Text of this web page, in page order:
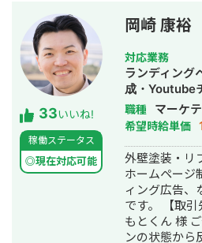
・インターン
対策を1人で
約7倍(3,000→
わせ件数を1
・人材系SEO
+評判」で1位
すすめ」で10
#YouTube ・
ネル運営に立
ャンネル登録
得10〜15件
撮影、編集、分
験業界 ・買
・人材紹介：
また、常にレ
ておりまして
です。 実際、弊社は地域名＋施術で上
位表示が得意
をハックしています。
ガイドライン
見もあり安全
す。 ■実績■ ・某美容系ビックワード
で圏外→10位
系ビッグワー
が3ヶ月で２
1.5倍！
33いいね!
稼働ステータス
◎現在対応可能
岡崎 康裕
対応業務
ランディング
成・Youtube
ち上げ・SEO
SNS運用代行
ィング・ホー
ナー制作・デ
告運用代行・
構築・運用代
職種 マーケ
希望時給単価
外壁塗装・リ
ホームページ
ィング広告、
です。 【取引先例】 ◎株式会社 やま
もとくん 様
ンの状態から